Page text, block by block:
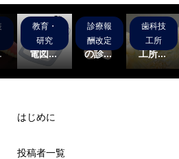
教育・
研究
睡眠時
歯科筋
電図...
診療報
酬改定
2020
年4月
の診...
歯科技
工所
テス
ト：技
工所...
はじめに
投稿者一覧